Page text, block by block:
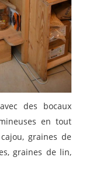
des bocaux
en tout
graines de
graines de lin,